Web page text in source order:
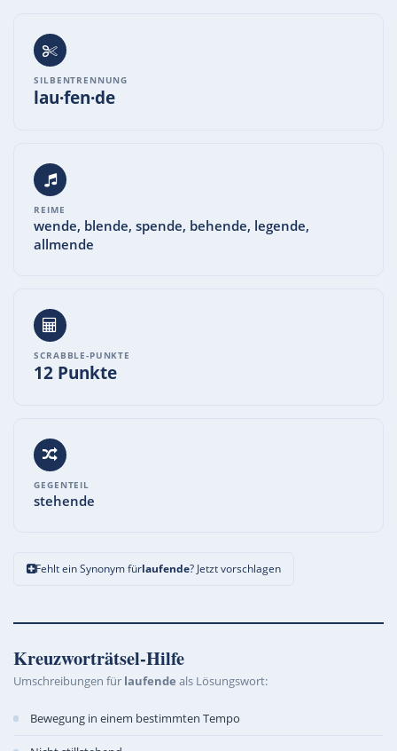
SILBENTRENNUNG
lau·fen·de
REIME
wende, blende, spende, behende, legende,
allmende
SCRABBLE-PUNKTE
12 Punkte
GEGENTEIL
stehende
Fehlt ein Synonym fürlaufende? Jetzt vorschlagen
Kreuzworträtsel-Hilfe
Umschreibungen für laufende als Lösungswort:
Bewegung in einem bestimmten Tempo